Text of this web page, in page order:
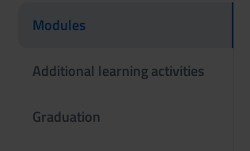
Modules
Additional learning activities
Graduation